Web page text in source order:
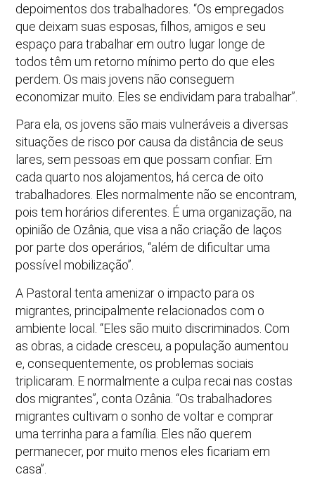
depoimentos dos trabalhadores. “Os empregados
que deixam suas esposas, filhos, amigos e seu
espaço para trabalhar em outro lugar longe de
todos têm um retorno mínimo perto do que eles
perdem. Os mais jovens não conseguem
economizar muito. Eles se endividam para trabalhar”.
Para ela, os jovens são mais vulneráveis a diversas
situações de risco por causa da distância de seus
lares, sem pessoas em que possam confiar. Em
cada quarto nos alojamentos, há cerca de oito
trabalhadores. Eles normalmente não se encontram,
pois tem horários diferentes. É uma organização, na
opinião de Ozânia, que visa a não criação de laços
por parte dos operários, “além de dificultar uma
possível mobilização”.
A Pastoral tenta amenizar o impacto para os
migrantes, principalmente relacionados com o
ambiente local. “Eles são muito discriminados. Com
as obras, a cidade cresceu, a população aumentou
e, consequentemente, os problemas sociais
triplicaram. E normalmente a culpa recai nas costas
dos migrantes”, conta Ozânia. “Os trabalhadores
migrantes cultivam o sonho de voltar e comprar
uma terrinha para a família. Eles não querem
permanecer, por muito menos eles ficariam em
casa”.